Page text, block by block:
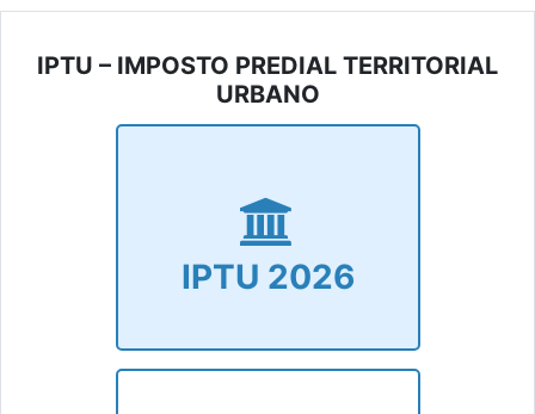
IPTU – IMPOSTO PREDIAL TERRITORIAL
URBANO
IPTU 2026
IPTU 2026
Emissão de guia, consultas e certidão.